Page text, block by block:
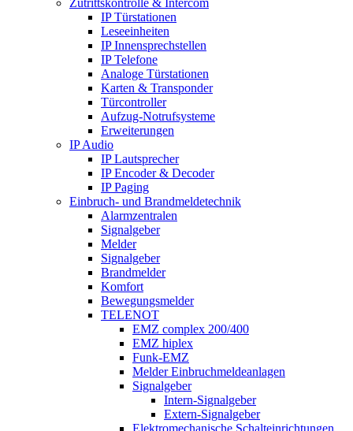
Zutrittskontrolle & Intercom
IP Türstationen
Leseeinheiten
IP Innensprechstellen
IP Telefone
Analoge Türstationen
Karten & Transponder
Türcontroller
Aufzug-Notrufsysteme
Erweiterungen
IP Audio
IP Lautsprecher
IP Encoder & Decoder
IP Paging
Einbruch- und Brandmeldetechnik
Alarmzentralen
Signalgeber
Melder
Signalgeber
Brandmelder
Komfort
Bewegungsmelder
TELENOT
EMZ complex 200/400
EMZ hiplex
Funk-EMZ
Melder Einbruchmeldeanlagen
Signalgeber
Intern-Signalgeber
Extern-Signalgeber
Elektromechanische Schalteinrichtungen